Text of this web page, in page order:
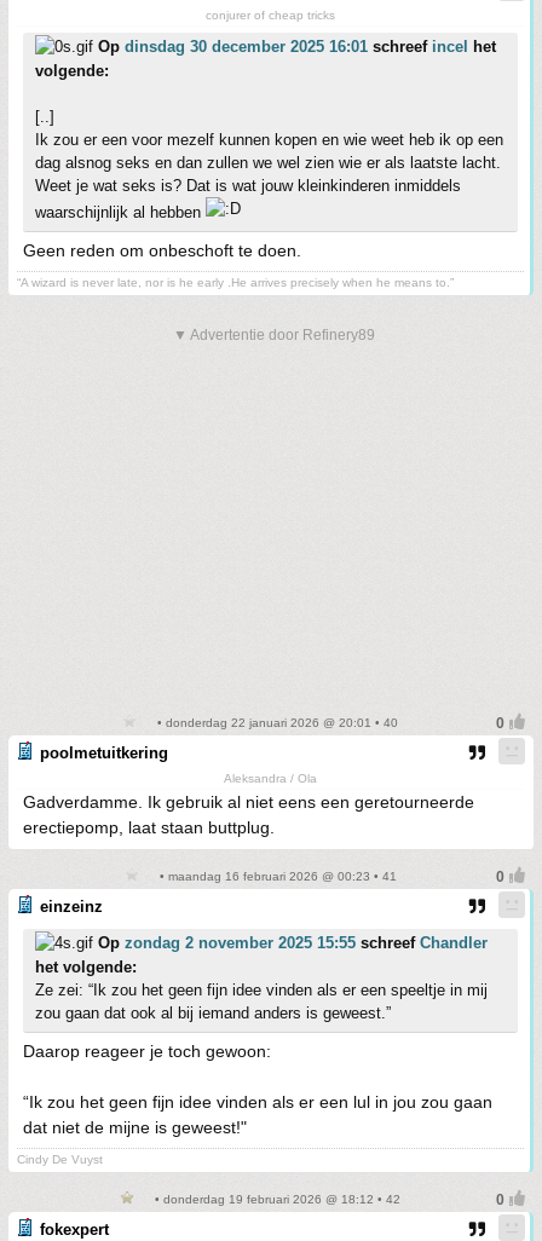
conjurer of cheap tricks
Op dinsdag 30 december 2025 16:01 schreef incel
het
volgende:
[..]
Ik zou er een voor mezelf kunnen kopen en wie weet heb ik op een
dag alsnog seks en dan zullen we wel zien wie er als laatste lacht.
Weet je wat seks is? Dat is wat jouw kleinkinderen inmiddels
waarschijnlijk al hebben
Geen reden om onbeschoft te doen.
“A wizard is never late, nor is he early .He arrives precisely when he means to.”
▼ Advertentie door Refinery89
• donderdag 22 januari 2026 @ 20:01 • 40
poolmetuitkering
Aleksandra / Ola
Gadverdamme. Ik gebruik al niet eens een geretourneerde
erectiepomp, laat staan buttplug.
• maandag 16 februari 2026 @ 00:23 • 41
einzeinz
Op zondag 2 november 2025 15:55 schreef Chandler
het volgende:
Ze zei: “Ik zou het geen fijn idee vinden als er een speeltje in mij
zou gaan dat ook al bij iemand anders is geweest.”
Daarop reageer je toch gewoon:
“Ik zou het geen fijn idee vinden als er een lul in jou zou gaan
dat niet de mijne is geweest!"
Cindy De Vuyst
• donderdag 19 februari 2026 @ 18:12 • 42
fokexpert